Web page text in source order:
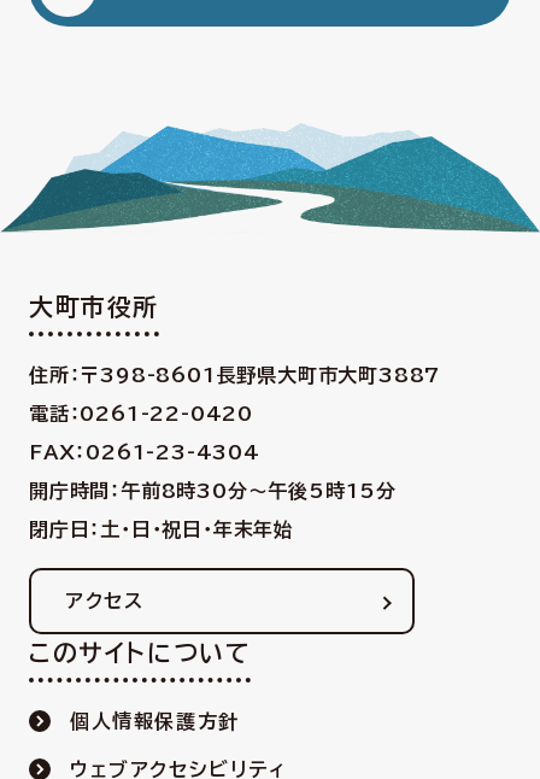
大町市役所
住所：〒398-8601 長野県大町市大町3887
電話：0261-22-0420
FAX：0261-23-4304
開庁時間：午前8時30分〜午後5時15分
閉庁日：土・日・祝日・年末年始
アクセス
このサイトについて
個人情報保護方針
ウェブアクセシビリティ